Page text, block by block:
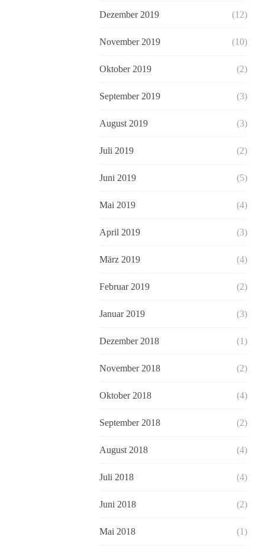
Dezember 2019 (12)
November 2019 (10)
Oktober 2019 (2)
September 2019 (3)
August 2019 (3)
Juli 2019 (2)
Juni 2019 (5)
Mai 2019 (4)
April 2019 (3)
März 2019 (4)
Februar 2019 (2)
Januar 2019 (3)
Dezember 2018 (1)
November 2018 (2)
Oktober 2018 (4)
September 2018 (2)
August 2018 (4)
Juli 2018 (4)
Juni 2018 (2)
Mai 2018 (1)